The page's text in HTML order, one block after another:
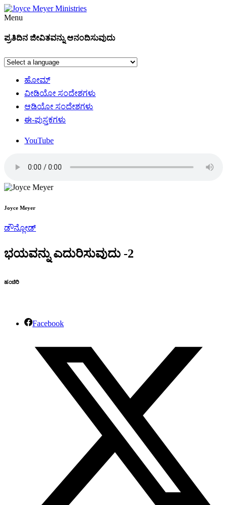
Menu
ಪ್ರತಿದಿನ ಜೀವಿತವನ್ನು ಆನಂದಿಸುವುದು
ಹೋಮ್
ವೀಡಿಯೋ ಸಂದೇಶಗಳು
ಆಡಿಯೋ ಸಂದೇಶಗಳು
ಈ-ಪುಸ್ತಕಗಳು
YouTube
Joyce Meyer
ಡೌನ್ಲೋಡ್
ಭಯವನ್ನು ಎದುರಿಸುವುದು -2
ಹಂಚಿರಿ
Facebook